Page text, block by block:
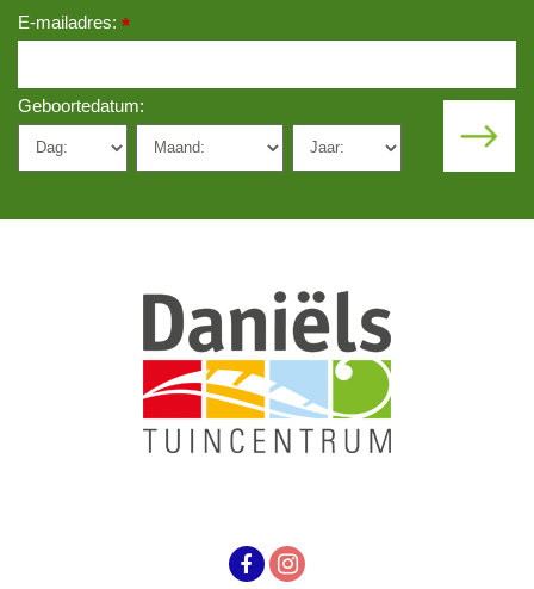
E-mailadres: *
Geboortedatum: